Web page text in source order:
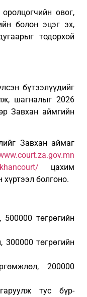
овог,
болон эцэг эх,
тодорхой
бүтээлүүдийг
шагналыг 2026
Завхан аймгийн
Завхан аймаг
цахим
болгоно.
төгрөгийн
төгрөгийн
200000
тус бүр-